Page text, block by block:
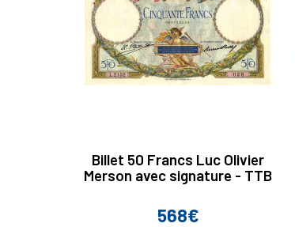
Billet 50 Francs Luc Olivier
Merson avec signature - TTB
Prix
568€